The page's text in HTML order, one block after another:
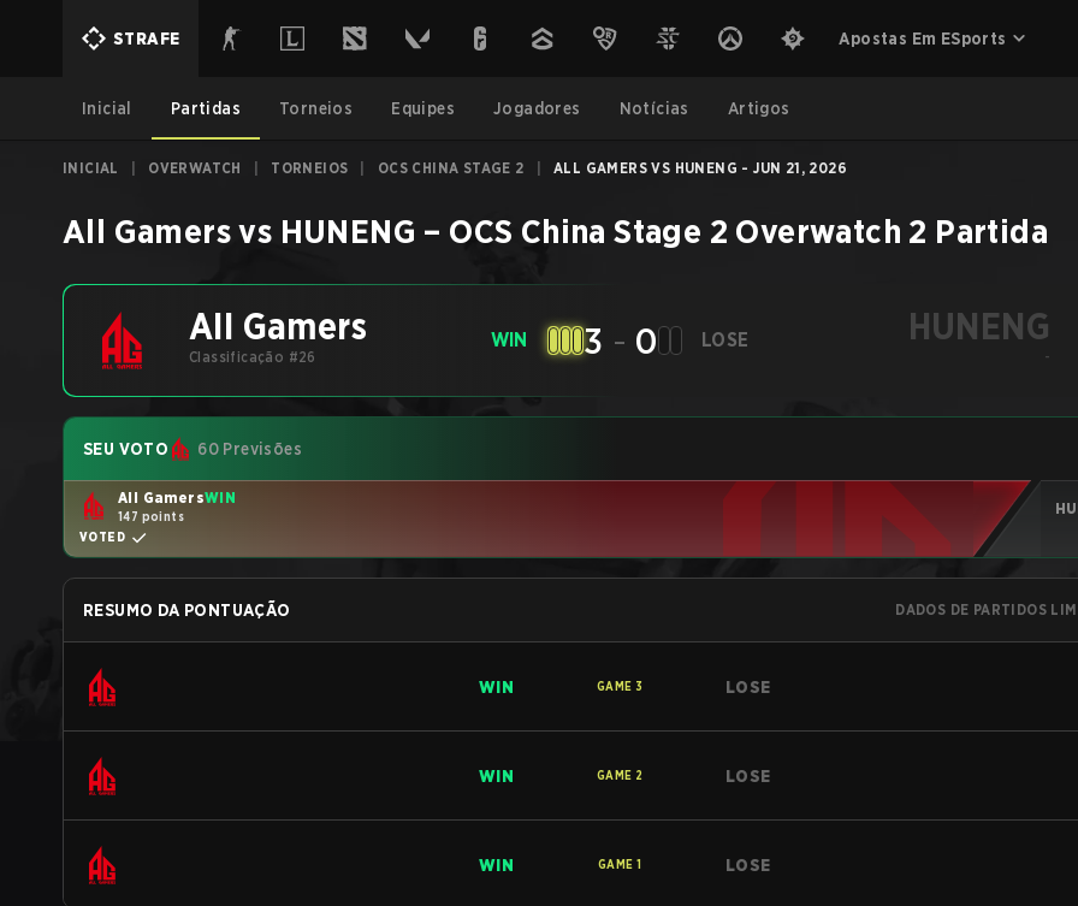
STRAFE Apostas Em ESports
Inicial Partidas Torneios Equipes Jogadores Notícias Artigos
INICIAL OVERWATCH TORNEIOS OCS CHINA STAGE 2 ALL GAMERS VS HUNENG - JUN 21, 2026
All Gamersvs HUNENG – OCS China Stage 2 Overwatch 2 Partida
All Gamers
Classificação #26
WIN 3 - 0 LOSE HUNENG
-
SEU VOTO 60 Previsões
All GamersWIN
147 points
VOTED
RESUMO DA PONTUAÇÃO DADOS DE PARTIDOS
WIN GAME 3 LOSE
WIN GAME 2 LOSE
WIN GAME 1 LOSE